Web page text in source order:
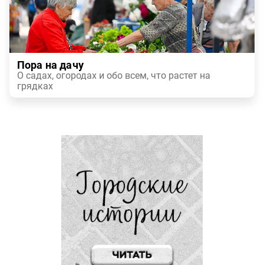
Пора на дачу
О садах, огородах и обо всем, что растет на
грядках